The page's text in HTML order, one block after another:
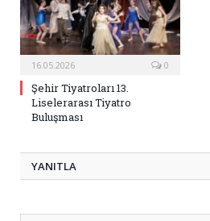
16.05.2026 0
Şehir Tiyatroları 13.
Liselerarası Tiyatro
Buluşması
YANITLA